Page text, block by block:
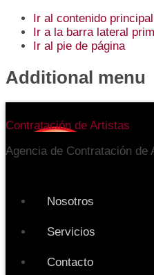
Ir al contenido principal
Ir a la barra lateral
Ir al pie de página
Additional menu
Contratación de Artistas
Agencia de Contratación de
Nosotros
Servicios
Contacto